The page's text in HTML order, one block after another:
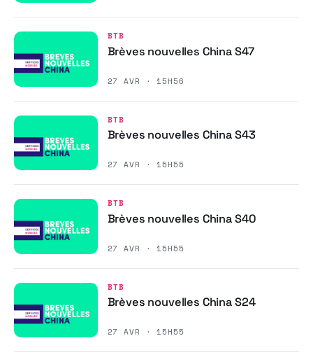
BTB
Brèves nouvelles China S47
27 AVR · 15H56
BTB
Brèves nouvelles China S43
27 AVR · 15H55
BTB
Brèves nouvelles China S40
27 AVR · 15H55
BTB
Brèves nouvelles China S24
27 AVR · 15H55